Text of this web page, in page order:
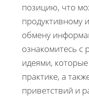
позицию, что
продуктивному
обмену
ознакомитесь
идеями,
практике, а
приветствий и